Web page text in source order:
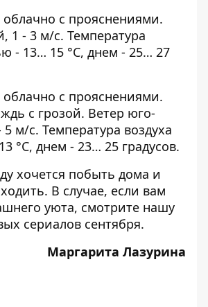
облачно с прояснениями.
1 - 3 м/с. Температура
- 13… 15 °С, днем - ​​25… 27
облачно с прояснениями.
с грозой. Ветер юго-
м/с. Температура воздуха
°С, днем ​​- 23… 25 градусов.
хочется побыть дома и
В случае, если вам
уюта, смотрите нашу
сериалов сентября.
Маргарита Лазурина